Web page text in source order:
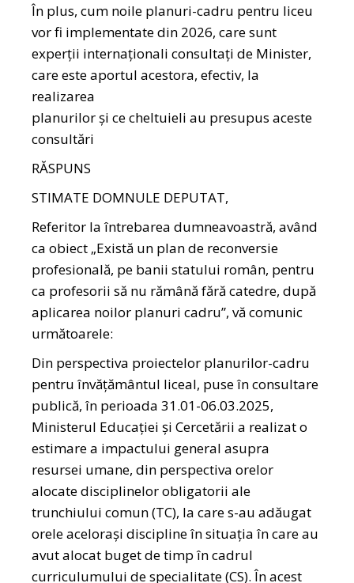
În plus, cum noile planuri-cadru pentru liceu
vor fi implementate din 2026, care sunt
experții internaționali consultați de Minister,
care este aportul acestora, efectiv, la
realizarea
planurilor și ce cheltuieli au presupus aceste
consultări
RĂSPUNS
STIMATE DOMNULE DEPUTAT,
Referitor la întrebarea dumneavoastră, având
ca obiect „Există un plan de reconversie
profesională, pe banii statului român, pentru
ca profesorii să nu rămână fără catedre, după
aplicarea noilor planuri cadru”, vă comunic
următoarele:
Din perspectiva proiectelor planurilor-cadru
pentru învățământul liceal, puse în consultare
publică, în perioada 31.01-06.03.2025,
Ministerul Educației și Cercetării a realizat o
estimare a impactului general asupra
resursei umane, din perspectiva orelor
alocate disciplinelor obligatorii ale
trunchiului comun (TC), la care s-au adăugat
orele acelorași discipline în situația în care au
avut alocat buget de timp în cadrul
curriculumului de specialitate (CS). În acest